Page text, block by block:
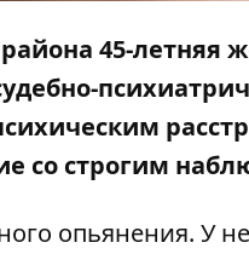
45-летняя
со строгим
опьянения. У